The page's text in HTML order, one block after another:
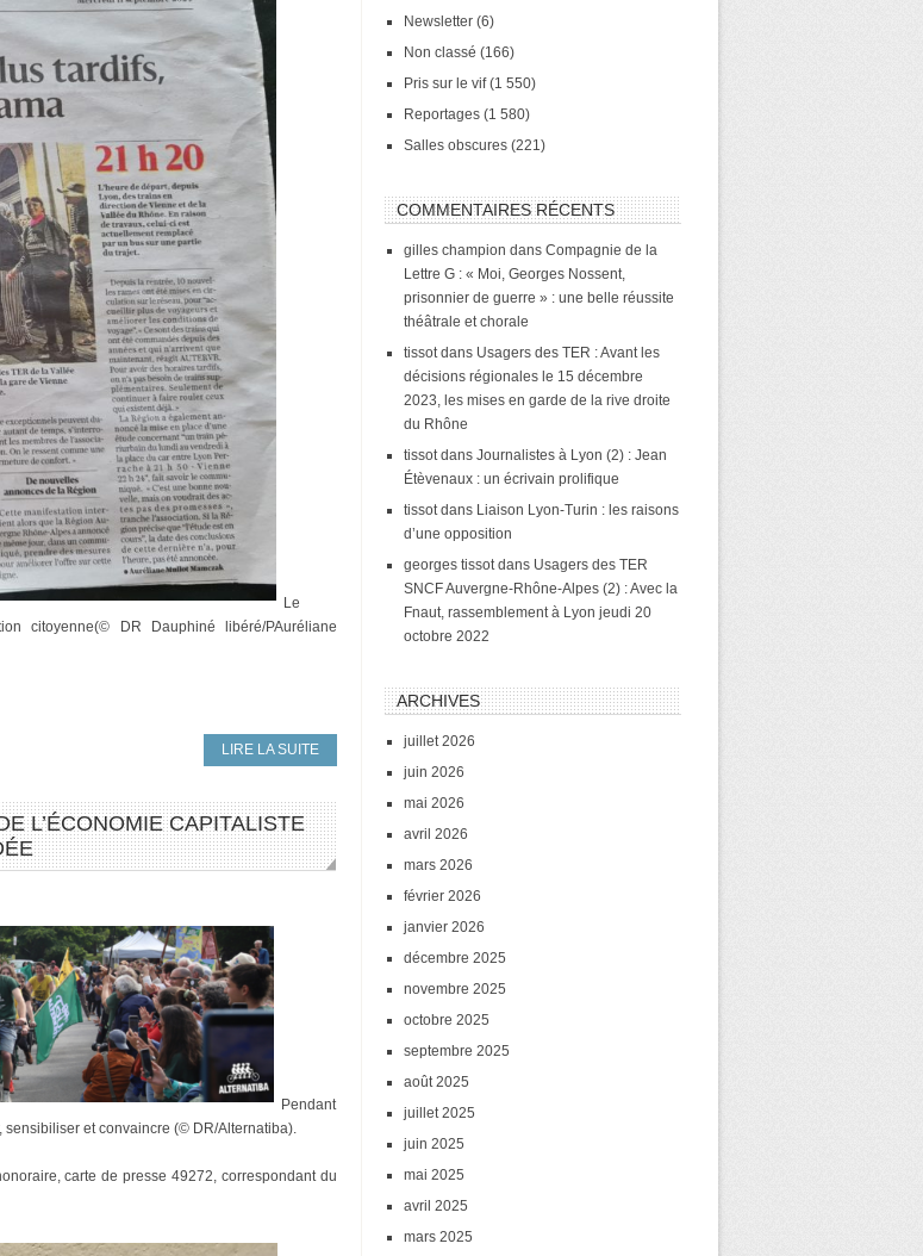
Le
citoyenne(© DR Dauphiné libéré/PAuréliane
LIRE LA SUITE
L’ÉCONOMIE CAPITALISTE
Pendant
et convaincre (© DR/Alternatiba).
carte de presse 49272, correspondant du
Newsletter (6)
Non classé (166)
Pris sur le vif(1 550)
Reportages (1 580)
Salles obscures (221)
COMMENTAIRES RÉCENTS
gilles champion dans Compagnie de la
Lettre G : « Moi, Georges Nossent,
prisonnier de guerre » : une belle réussite
théâtrale et chorale
tissotdans Usagers des TER : Avant les
décisions régionales le 15 décembre
2023, les mises en garde de la rive droite
du Rhône
tissotdans Journalistes à Lyon (2) : Jean
Étèvenaux : un écrivain prolifique
tissotdans Liaison Lyon-Turin : les raisons
d’une opposition
georges tissotdans Usagers des TER
SNCF Auvergne-Rhône-Alpes (2) : Avec la
Fnaut, rassemblement à Lyon jeudi 20
octobre 2022
ARCHIVES
juillet 2026
juin 2026
mai 2026
avril 2026
mars 2026
février 2026
janvier 2026
décembre 2025
novembre 2025
octobre 2025
septembre 2025
août 2025
juillet 2025
juin 2025
mai 2025
avril 2025
mars 2025